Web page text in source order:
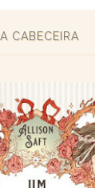
CABECEIRA